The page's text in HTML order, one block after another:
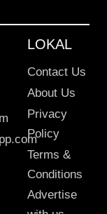
LOKAL
Contact Us
About Us
Privacy
Policy
Terms &
Conditions
Advertise